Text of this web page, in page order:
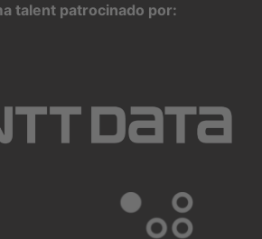
talent patrocinado por: